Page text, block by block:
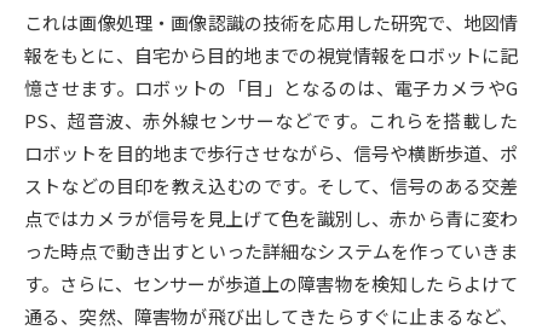
データサイエンス特集 奨学金・特待生制度特集
デジタルパンフレット 進路の３択
新学年スタート号特集ページ
（高3生用）
新学年スタート号特集ページ
（高2生用）
SELFBRAND特集ページ
オープンキャンパスなどを調べる
これは画像処理・画像認識の技術を応用した研究で、地図情
報をもとに、自宅から目的地までの視覚情報をロボットに記
憶させます。ロボットの「目」となるのは、電子カメラやG
PS、超音波、赤外線センサーなどです。これらを搭載した
ロボットを目的地まで歩行させながら、信号や横断歩道、ポ
ストなどの目印を教え込むのです。そして、信号のある交差
点ではカメラが信号を見上げて色を識別し、赤から青に変わ
った時点で動き出すといった詳細なシステムを作っていきま
す。さらに、センサーが歩道上の障害物を検知したらよけて
通る、突然、障害物が飛び出してきたらすぐに止まるなど、